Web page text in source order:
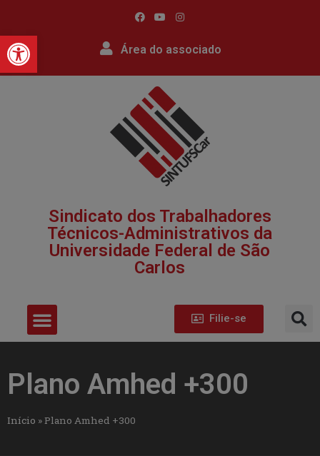
Barra de Ferramentas
Área do associado
Sindicato dos Trabalhadores
Técnicos-Administrativos da
Universidade Federal de São
Carlos​
Filie-se
Plano Amhed +300
Início »Plano Amhed +300